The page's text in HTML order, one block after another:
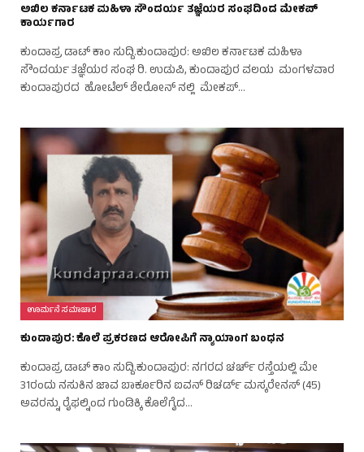
ಅಖಿಲ ಕರ್ನಾಟಕ ಮಹಿಳಾ ಸೌಂದರ್ಯ ತಜ್ಞೆಯರ ಸಂಘದಿಂದ ಮೇಕಪ್
ಕಾರ್ಯಗಾರ
ಕುಂದಾಪ್ರ ಡಾಟ್‌ ಕಾಂ ಸುದ್ದಿ.ಕುಂದಾಪುರ: ಅಖಿಲ ಕರ್ನಾಟಕ ಮಹಿಳಾ
ಸೌಂದರ್ಯ ತಜ್ಞೆಯರ ಸಂಘ ರಿ. ಉಡುಪಿ, ಕುಂದಾಪುರ ವಲಯ ಮಂಗಳವಾರ
ಕುಂದಾಪುರದ ಹೋಟೆಲ್ ಶೇರೋನ್ ನಲ್ಲಿ ಮೇಕಪ್…
ಊರ್ಮನೆ ಸಮಾಚಾರ
ಕುಂದಾಪುರ: ಕೊಲೆ ಪ್ರಕರಣದ ಆರೋಪಿಗೆ ನ್ಯಾಯಾಂಗ ಬಂಧನ
ಕುಂದಾಪ್ರ ಡಾಟ್‌ ಕಾಂ ಸುದ್ದಿ.ಕುಂದಾಪುರ: ನಗರದ ಚರ್ಚ್ ರಸ್ತೆಯಲ್ಲಿ ಮೇ
31ರಂದು ನಸುಕಿನ ಜಾವ ಬಾರ್ಕೂರಿನ ಐವನ್ ರಿಚರ್ಡ್ ಮಸ್ಕರೇನಸ್ (45)
ಅವರನ್ನು ರೈಫಲ್ನಿಂದ ಗುಂಡಿಕ್ಕಿ ಕೊಲೆಗೈದ…